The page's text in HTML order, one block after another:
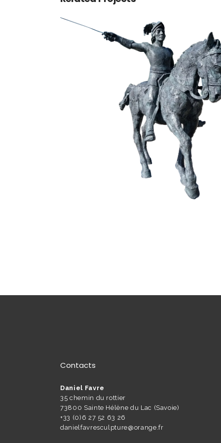
Chevalier Bayard
Animaux
Bronze
Fonderie BARTHELEMY - CREST
Contacts
Daniel Favre
35 chemin du rottier
73800 Sainte Hélène du Lac (Savoie)
+33 (0)6 27 52 63 26
danielfavresculpture@orange.fr